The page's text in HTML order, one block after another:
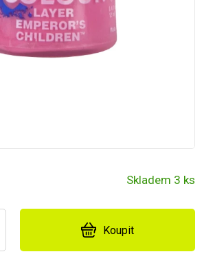
Skladem 3 ks
Koupit